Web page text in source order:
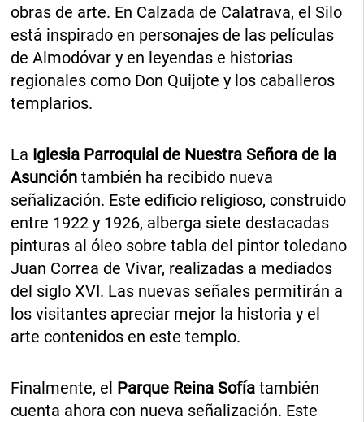
obras de arte. En Calzada de Calatrava, el Silo
está inspirado en personajes de las películas
de Almodóvar y en leyendas e historias
regionales como Don Quijote y los caballeros
templarios.
La Iglesia Parroquial de Nuestra Señora de la
Asunción también ha recibido nueva
señalización. Este edificio religioso, construido
entre 1922 y 1926, alberga siete destacadas
pinturas al óleo sobre tabla del pintor toledano
Juan Correa de Vivar, realizadas a mediados
del siglo XVI. Las nuevas señales permitirán a
los visitantes apreciar mejor la historia y el
arte contenidos en este templo.
Finalmente, el Parque Reina Sofía también
cuenta ahora con nueva señalización. Este